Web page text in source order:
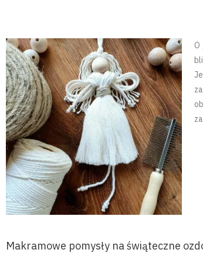
O
Makramowe pomysły na świąteczne